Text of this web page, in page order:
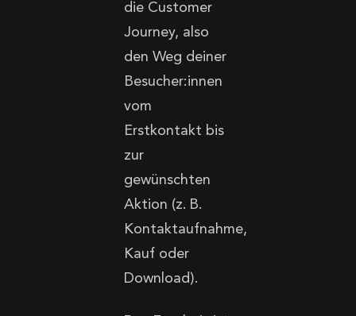
die Customer
Journey, also
den Weg deiner
Besucher:innen
vom
Erstkontakt bis
zur
gewünschten
Aktion (z. B.
Kontaktaufnahme,
Kauf oder
Download).